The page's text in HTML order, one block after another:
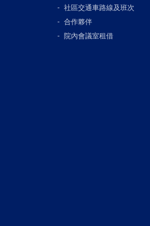
社區交通車路線及班次
合作夥伴
院內會議室租借